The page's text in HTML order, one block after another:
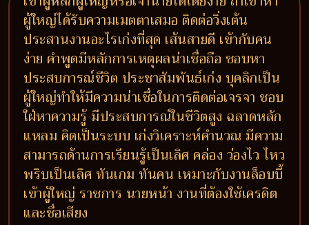
ผู้ใหญ่ได้รับความเมตตาเสมอ ติดต่อวิ่งเต้น
ประสานงานอะไรเก่งที่สุด เส้นสายดี เข้ากับคน
ง่าย คำพูดมีหลักการเหตุผลน่าเชื่อถือ ชอบหา
ประสบการณ์ชีวิต ประชาสัมพันธ์เก่ง บุคลิกเป็น
ผู้ใหญ่ทำให้มีความน่าเชื่อในการติดต่อเจรจา ชอบ
ใฝ่หาความรู้ มีประสบการณ์ในชีวิตสูง ฉลาดหลัก
แหลม คิดเป็นระบบ เก่งวิเคราะห์คำนวณ มีความ
สามารถด้านการเรียนรู้เป็นเลิศ คล่อง ว่องไว ไหว
พริบเป็นเลิศ ทันเกม ทันคน เหมาะกับงานล็อบบี้
เข้าผู้ใหญ่ ราชการ นายหน้า งานที่ต้องใช้เครดิต
และชื่อเสียง